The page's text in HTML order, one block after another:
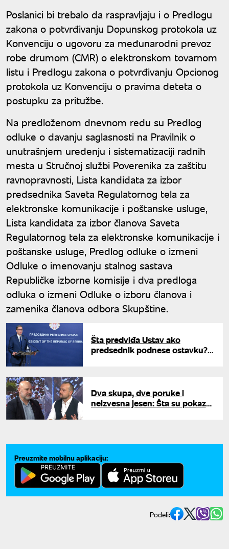
Poslanici bi trebalo da raspravljaju i o Predlogu
zakona o potvrđivanju Dopunskog protokola uz
Konvenciju o ugovoru za međunarodni prevoz
robe drumom (CMR) o elektronskom tovarnom
listu i Predlogu zakona o potvrđivanju Opcionog
protokola uz Konvenciju o pravima deteta o
postupku za pritužbe.
Na predloženom dnevnom redu su Predlog
odluke o davanju saglasnosti na Pravilnik o
unutrašnjem uređenju i sistematizaciji radnih
mesta u Stručnoj službi Poverenika za zaštitu
ravnopravnosti, Lista kandidata za izbor
predsednika Saveta Regulatornog tela za
elektronske komunikacije i poštanske usluge,
Lista kandidata za izbor članova Saveta
Regulatornog tela za elektronske komunikacije i
poštanske usluge, Predlog odluke o izmeni
Odluke o imenovanju stalnog sastava
Republičke izborne komisije i dva predloga
odluka o izmeni Odluke o izboru članova i
zamenika članova odbora Skupštine.
Šta predviđa Ustav ako
predsednik podnese ostavku?
Dva skupa, dve poruke i
neizvesna jesen: Šta su pokazali
Preuzmite mobilnu aplikaciju:
Podeli: